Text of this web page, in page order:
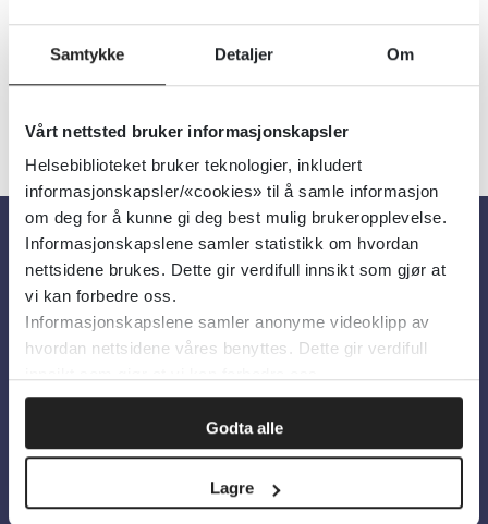
Samtykke Detaljer Om
Vårt nettsted bruker informasjonskapsler
Helsebiblioteket bruker teknologier, inkludert
informasjonskapsler/«cookies» til å samle informasjon
om deg for å kunne gi deg best mulig brukeropplevelse.
Informasjonskapslene samler statistikk om hvordan
nettsidene brukes. Dette gir verdifull innsikt som gjør at
vi kan forbedre oss.
Informasjonskapslene samler anonyme videoklipp av
hvordan nettsidene våres benyttes. Dette gir verdifull
Godta alle
Lagre
5Treff Dato Alfabetisk
Om oss
Om Helsebiblioteket
Personvern og informasjonskapsler
Tilgjengelighetserklæring
Information in English
Bilder fra Colourbox.com